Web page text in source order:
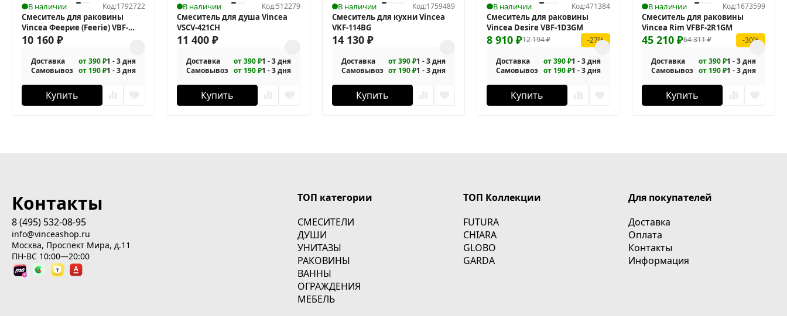
В наличии Код:1792722
Смеситель для раковины
Vincea Феерие (Feerie) VBF-
5FE2MB
10 160 ₽
Доставка от 390 ₽1 - 3 дня
Самовывоз от 190 ₽1 - 3 дня
Купить
В наличии Код:512279
Смеситель для душа Vincea
VSCV-421CH
11 400 ₽
Доставка от 390 ₽1 - 3 дня
Самовывоз от 190 ₽1 - 3 дня
Купить
В наличии Код:1759489
Смеситель для кухни Vincea
VKF-114BG
14 130 ₽
Доставка от 390 ₽1 - 3 дня
Самовывоз от 190 ₽1 - 3 дня
Купить
В наличии Код:471384
Смеситель для раковины
Vincea Desire VBF-1D3GM
12 194₽
8 910₽ -27%
Доставка от 390 ₽1 - 3 дня
Самовывоз от 190 ₽1 - 3 дня
Купить
В наличии Код:1673599
Смеситель для раковины
Vincea Rim VFBF-2R1GM
64 311₽
45 210₽ -30%
Доставка от 390 ₽1 - 3 дня
Самовывоз от 190 ₽1 - 3 дня
Купить
Контакты
8 (495) 532-08-95
info@vinceashop.ru
Москва, Проспект Мира, д.11
ПН-ВС 10:00—20:00
ТОП категории
СМЕСИТЕЛИ
ДУШИ
УНИТАЗЫ
РАКОВИНЫ
ВАННЫ
ОГРАЖДЕНИЯ
МЕБЕЛЬ
ТОП Коллекции
FUTURA
CHIARA
GLOBO
GARDA
Для покупателей
Доставка
Оплата
Контакты
Информация